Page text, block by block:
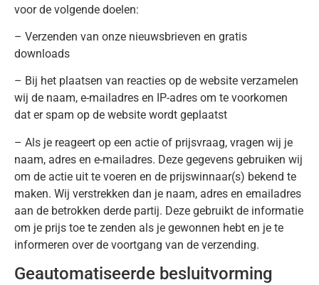
voor de volgende doelen:
– Verzenden van onze nieuwsbrieven en gratis
downloads
– Bij het plaatsen van reacties op de website verzamelen
wij de naam, e-mailadres en IP-adres om te voorkomen
dat er spam op de website wordt geplaatst
– Als je reageert op een actie of prijsvraag, vragen wij je
naam, adres en e-mailadres. Deze gegevens gebruiken wij
om de actie uit te voeren en de prijswinnaar(s) bekend te
maken. Wij verstrekken dan je naam, adres en emailadres
aan de betrokken derde partij. Deze gebruikt de informatie
om je prijs toe te zenden als je gewonnen hebt en je te
informeren over de voortgang van de verzending.
Geautomatiseerde besluitvorming